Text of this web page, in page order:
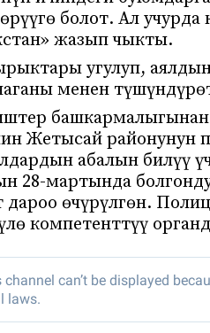
болот. Ал
жазып чыкты.
угулуп,
менен
Жетысай районунун
абалын билүү
28-мартында
өчүрүлгөн.
компетенттүү